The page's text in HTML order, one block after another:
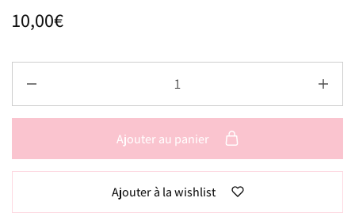
10,00€
Ajouter au panier
Ajouter à la wishlist